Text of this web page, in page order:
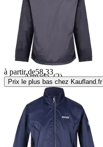
Arena
Ariat
Armada(2)
Armr (17)
Asatex (10)
à partir de58,33
Prix le plus bas chez Kaufland.fr